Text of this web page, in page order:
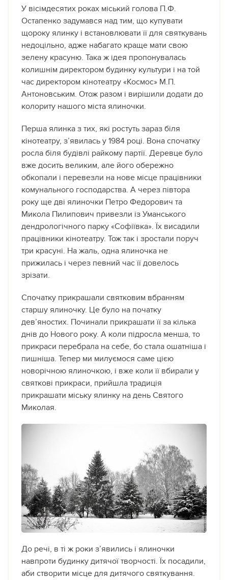
У вісімдесятих роках міський голова П.Ф.
Остапенко задумався над тим, що купувати
щороку ялинку і встановлювати її для святкувань
недоцільно, адже набагато краще мати свою
зелену красуню. Така ж ідея пропонувалась
колишнім директором будинку культури і на той
час директором кінотеатру «Космос» М.П.
Антоновським. Отож разом і вирішили додати до
колориту нашого міста ялиночки.
Перша ялинка з тих, які ростуть зараз біля
кінотеатру, з’явилась у 1984 році. Вона спочатку
росла біля будівлі райкому партії. Деревце було
вже досить великим, але його обережно
обкопали і перевезли на нове місце працівники
комунального господарства. А через півтора
року ще дві ялиночки Петро Федорович та
Микола Пилипович привезли із Уманського
дендрологічного парку «Софіївка». Їх висадили
працівники кінотеатру. Тож так і зростали поруч
три красуні. На жаль, одна ялиночка не
прижилась і через певний час її довелось
зрізати.
Спочатку прикрашали святковим вбранням
старшу ялиночку. Це було на початку
дев’яностих. Починали прикрашати її за кілька
днів до Нового року. А коли підросла менша, то
прикраси перебрала на себе, бо стала ошатніша і
пишніша. Тепер ми милуємося саме цією
новорічною ялиночкою, і вже коли її вбирали у
святкові прикраси, прийшла традиція
прикрашати міську ялинку на день Святого
Миколая.
До речі, в ті ж роки з’явились і ялиночки
навпроти будинку дитячої творчості. Їх посадили,
аби створити місце для дитячого святкування.